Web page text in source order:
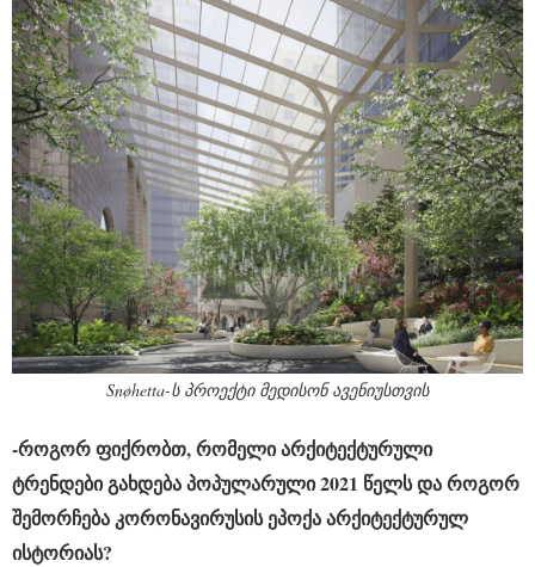
Snøhetta-ს პროექტი მედისონ ავენიუსთვის
-როგორ ფიქრობთ, რომელი არქიტექტურული
ტრენდები გახდება პოპულარული 2021 წელს და როგორ
შემორჩება კორონავირუსის ეპოქა არქიტექტურულ
ისტორიას?